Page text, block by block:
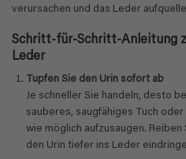
verursachen und das Leder
Schritt-für-Schritt-Anleitung
Leder
Tupfen Sie den Urin sofort ab
Je schneller Sie handeln, desto
sauberes, saugfähiges Tuch
wie möglich aufzusaugen.
den Urin tiefer ins Leder